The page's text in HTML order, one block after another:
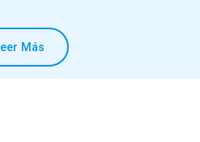
Más